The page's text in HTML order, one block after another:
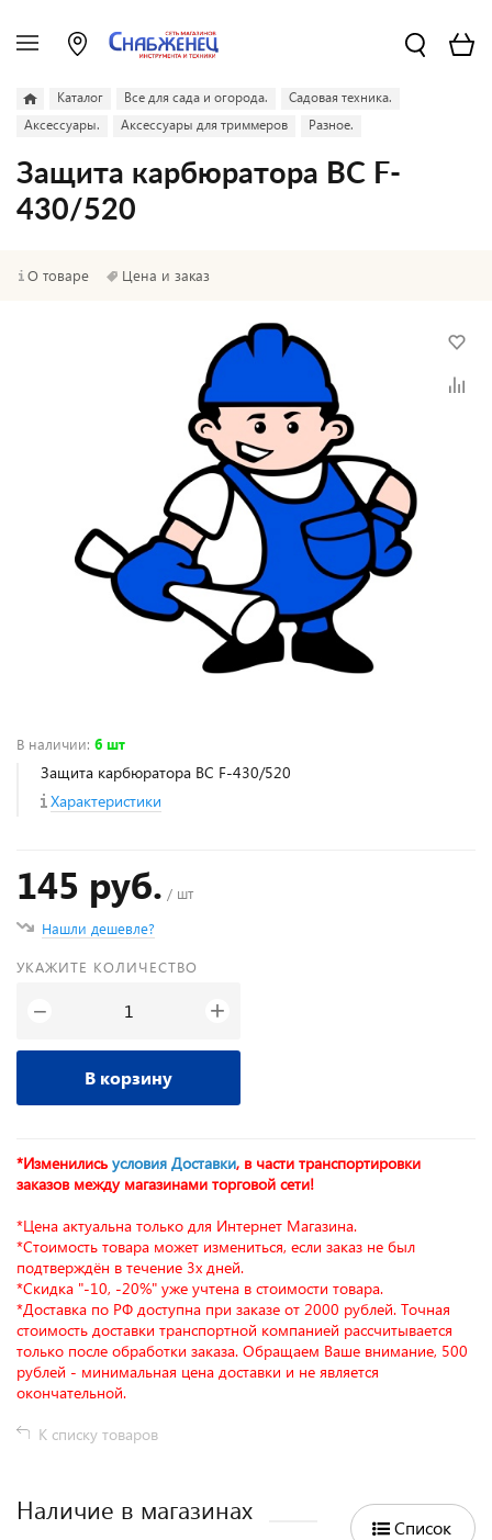
Каталог Все для сада и огорода.
Садовая техника.
Аксессуары.
Аксессуары для триммеров Разное.
Защита карбюратора ВС F-
430/520
О товаре Цена и заказ
В наличии: 6 шт
Защита карбюратора ВС F-430/520
Характеристики
145 руб. / шт
Нашли дешевле?
УКАЖИТЕ КОЛИЧЕСТВО
− +
В корзину
*Изменились условия Доставки, в части транспортировки
заказов между магазинами торговой сети!
*Цена актуальна только для Интернет Магазина.
*Стоимость товара может измениться, если заказ не был
подтверждён в течение 3х дней.
*Скидка "-10, -20%" уже учтена в стоимости товара.
*Доставка по РФ доступна при заказе от 2000 рублей. Точная
стоимость доставки транспортной компанией рассчитывается
только после обработки заказа. Обращаем Ваше внимание, 500
рублей - минимальная цена доставки и не является
окончательной.
К списку товаров
Наличие в магазинах
Список